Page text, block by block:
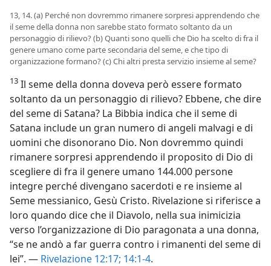
13, 14. (a) Perché non dovremmo rimanere sorpresi apprendendo che
il seme della donna non sarebbe stato formato soltanto da un
personaggio di rilievo? (b) Quanti sono quelli che Dio ha scelto di fra il
genere umano come parte secondaria del seme, e che tipo di
organizzazione formano? (c) Chi altri presta servizio insieme al seme?
13 Il seme della donna doveva però essere formato
soltanto da un personaggio di rilievo? Ebbene, che dire
del seme di Satana? La Bibbia indica che il seme di
Satana include un gran numero di angeli malvagi e di
uomini che disonorano Dio. Non dovremmo quindi
rimanere sorpresi apprendendo il proposito di Dio di
scegliere di fra il genere umano 144.000 persone
integre perché divengano sacerdoti e re insieme al
Seme messianico, Gesù Cristo. Rivelazione si riferisce a
loro quando dice che il Diavolo, nella sua inimicizia
verso l’organizzazione di Dio paragonata a una donna,
“se ne andò a far guerra contro i rimanenti del seme di
lei”. — Rivelazione 12:17; 14:1-4.